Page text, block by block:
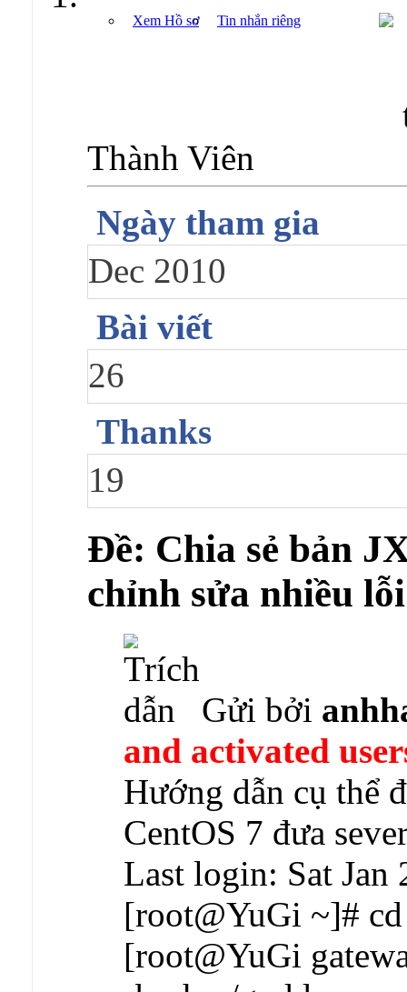
Xem Hồ sơ Tin nhắn riêng
Thành Viên
Ngày tham gia
Dec 2010
Bài viết
26
Thanks
19
Ðề: Chia sẻ bản
chỉnh sửa nhiều
Gửi bởi
and activated
Hướng dẫn cụ thể
CentOS 7 đưa
Last login: Sat Jan
[root@YuGi ~]#
[root@YuGi